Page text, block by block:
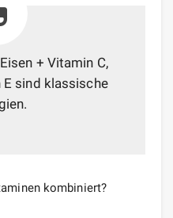
+ Vitamin C,
sind klassische
kombiniert?